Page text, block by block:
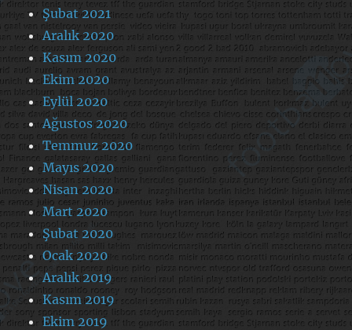
Şubat 2021
Aralık 2020
Kasım 2020
Ekim 2020
Eylül 2020
Ağustos 2020
Temmuz 2020
Mayıs 2020
Nisan 2020
Mart 2020
Şubat 2020
Ocak 2020
Aralık 2019
Kasım 2019
Ekim 2019